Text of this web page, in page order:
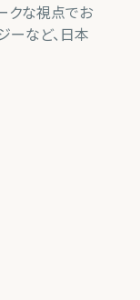
クな視点でお
ーなど、日本